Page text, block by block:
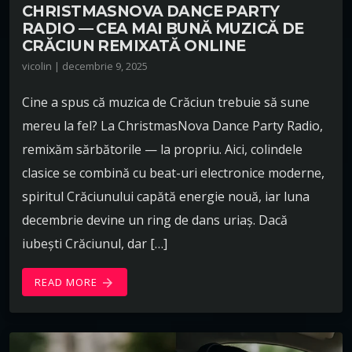
CHRISTMASNOVA DANCE PARTY
RADIO — CEA MAI BUNĂ MUZICĂ DE
CRĂCIUN REMIXATĂ ONLINE
vicolin | decembrie 9, 2025
Cine a spus că muzica de Crăciun trebuie să sune
mereu la fel? La ChristmasNova Dance Party Radio,
remixăm sărbătorile — la propriu. Aici, colindele
clasice se combină cu beat-uri electronice moderne,
spiritul Crăciunului capătă energie nouă, iar luna
decembrie devine un ring de dans uriaș. Dacă
iubești Crăciunul, dar […]
READ MORE arrow_forward